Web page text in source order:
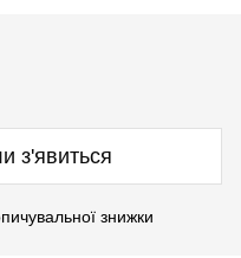
з'явиться
знижки